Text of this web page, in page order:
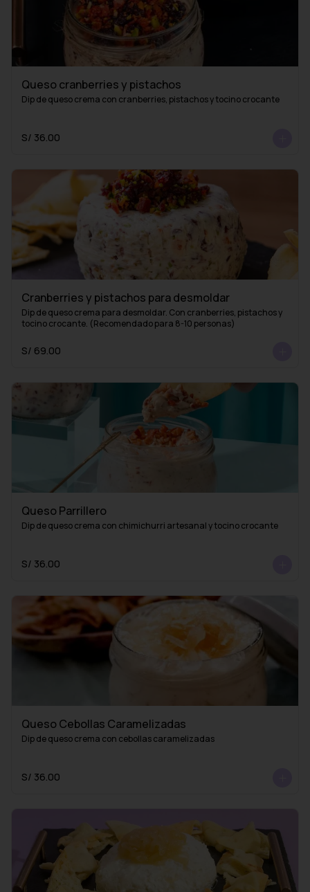
Queso cranberries y pistachos
Dip de queso crema con cranberries, pistachos y tocino crocante
S/ 36.00
Cranberries y pistachos para desmoldar
Dip de queso crema para desmoldar. Con cranberries, pistachos y
tocino crocante. (Recomendado para 8-10 personas)
S/ 69.00
Queso Parrillero
Dip de queso crema con chimichurri artesanal y tocino crocante
S/ 36.00
Queso Cebollas Caramelizadas
Dip de queso crema con cebollas caramelizadas
S/ 36.00